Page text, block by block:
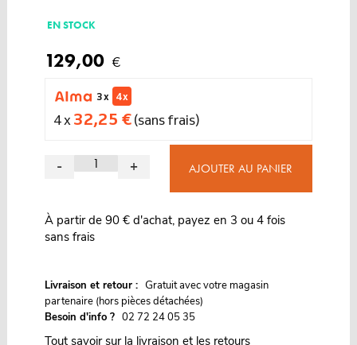
EN STOCK
129,00 €
3 x 4 x
4 x 32,25 €(sans frais)
- + AJOUTER AU PANIER
À partir de 90 € d'achat, payez en 3 ou 4 fois
sans frais
Livraison et retour : Gratuit avec votre magasin
partenaire (hors pièces détachées)
Besoin d'info ? 02 72 24 05 35
Tout savoir sur la livraison et les retours